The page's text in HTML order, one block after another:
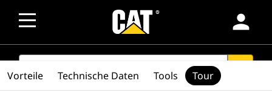
person
SEARCH
Vorteile Technische Daten Tools Tour